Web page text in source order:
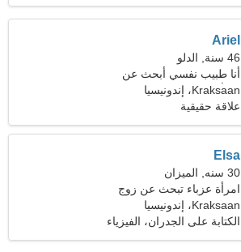
Ariel
46 سنة, الدلو
أنا طبيب نفسي أبحث عن
امرأة جذابة
Kraksaan، إندونيسيا
علاقة حقيقية
Elsa
30 سنه, الميزان
امرأة عزباء تبحث عن زوج
35-38
Kraksaan، إندونيسيا
الكتابة على الجدران، الفيزياء